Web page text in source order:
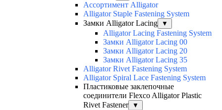
Ассортимент Alligator
Alligator Staple Fastening System
Замки Alligator Lacing
▼
Alligator Lacing Fastening System
Замки Alligator Lacing 00
Замки Alligator Lacing 20
Замки Alligator Lacing 35
Alligator Rivet Fastening System
Alligator Spiral Lace Fastening System
Пластиковые заклепочные
соединители Flexco Alligator Plastic
Rivet Fastener
▼